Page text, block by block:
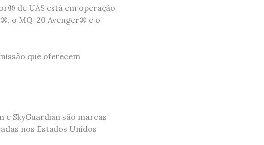
de UAS está em operação
o MQ-20 Avenger® e o
que oferecem
e SkyGuardian são marcas
nos Estados Unidos